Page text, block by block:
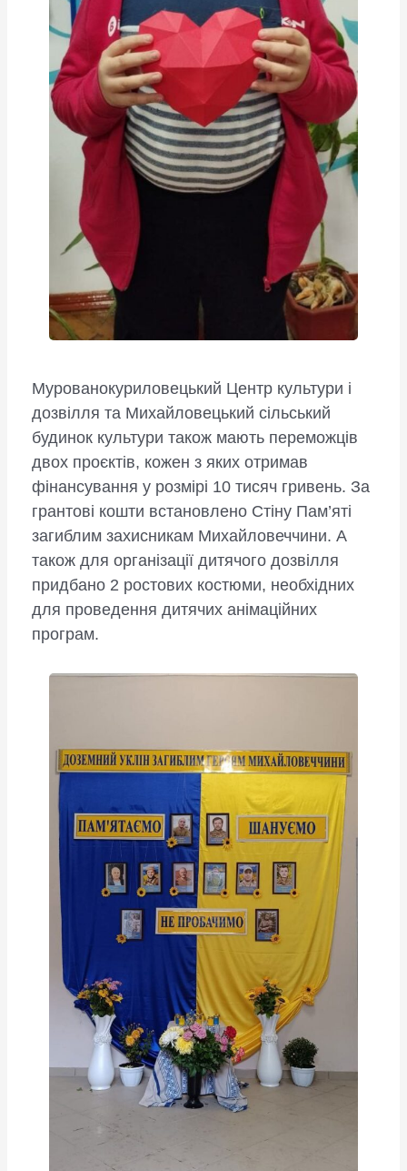
Мурованокуриловецький Центр культури і
дозвілля та Михайловецький сільський
будинок культури також мають переможців
двох проєктів, кожен з яких отримав
фінансування у розмірі 10 тисяч гривень. За
грантові кошти встановлено Стіну Пам’яті
загиблим захисникам Михайловеччини. А
також для організації дитячого дозвілля
придбано 2 ростових костюми, необхідних
для проведення дитячих анімаційних
програм.